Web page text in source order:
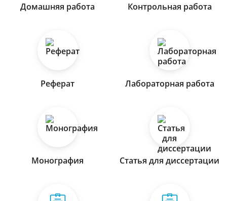
Домашняя работа Контрольная работа
Реферат Лабораторная работа
Монография Статья для диссертации